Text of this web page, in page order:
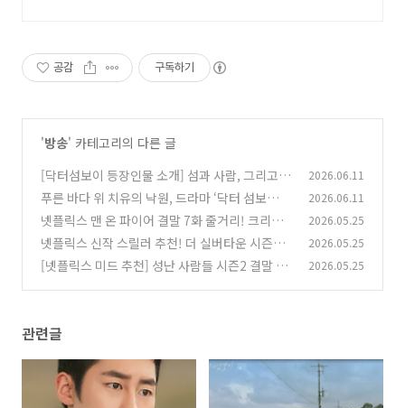
공감 구독하기
'방송' 카테고리의 다른 글
[닥터섬보이 등장인물 소개] 섬과 사람, 그리고
사랑의 주파수를 맞추는 이들
(0)
2026.06.11
푸른 바다 위 치유의 낙원, 드라마 ‘닥터 섬보
이’의 촬영지 ‘거제 가조도(드라마 속 편동도)’를
걷다
(0)
2026.06.11
넷플릭스 맨 온 파이어 결말 7화 줄거리! 크리시
는 정말 죽었을까? 시즌2 가능성은?
(0)
2026.05.25
넷플릭스 신작 스릴러 추천! 더 실버타운 시즌1 8
화 최종회 줄거리 결말 해석: 누가 살고 누가 죽는
2026.05.25
[넷플릭스 미드 추천] 성난 사람들 시즌2 결말 충
2026.05.25
관련글